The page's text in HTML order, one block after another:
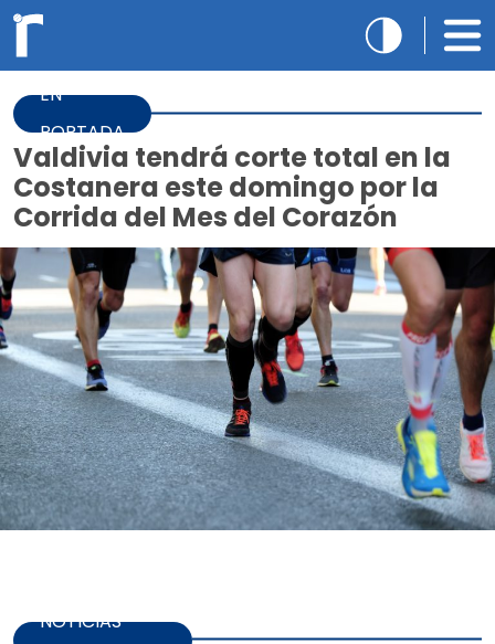
EN
PORTADA
Valdivia tendrá corte total en la
Costanera este domingo por la
Corrida del Mes del Corazón
NOTICIAS